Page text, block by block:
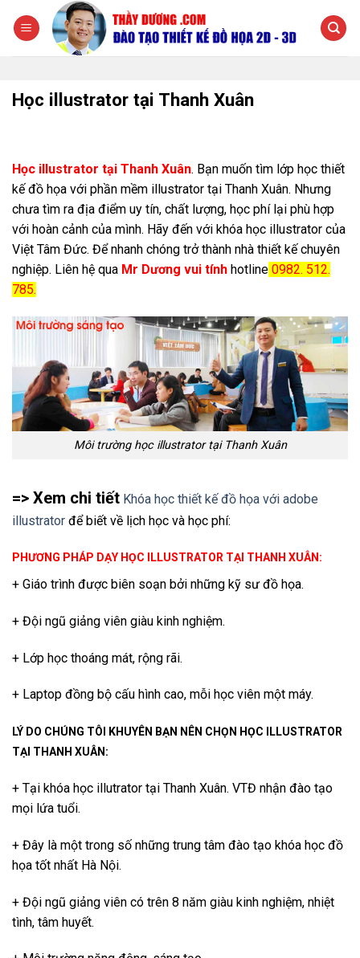
đến
Học illustrator tại Thanh Xuân
Học illustrator tại Thanh Xuân. Bạn muốn tìm lớp học thiết
kế đồ họa với phần mềm illustrator tại Thanh Xuân. Nhưng
chưa tìm ra địa điểm uy tín, chất lượng, học phí lại phù hợp
với hoàn cảnh của mình. Hãy đến với khóa học illustrator của
Việt Tâm Đức. Để nhanh chóng trở thành nhà thiết kế chuyên
nghiệp. Liên hệ qua Mr Dương vui tính hotline 0982. 512.
785.
Môi trường học illustrator tại Thanh Xuân
=> Xem chi tiết Khóa học thiết kế đồ họa với adobe
illustrator để biết về lịch học và học phí:
PHƯƠNG PHÁP DẠY HỌC ILLUSTRATOR TẠI THANH XUÂN:
+ Giáo trình được biên soạn bởi những kỹ sư đồ họa.
+ Đội ngũ giảng viên giàu kinh nghiệm.
+ Lớp học thoáng mát, rộng rãi.
+ Laptop đồng bộ cấu hình cao, mỗi học viên một máy.
LÝ DO CHÚNG TÔI KHUYÊN BẠN NÊN CHỌN HỌC ILLUSTRATOR
TẠI THANH XUÂN:
+ Tại khóa học illutrator tại Thanh Xuân. VTĐ nhận đào tạo
mọi lứa tuổi.
+ Đây là một trong số những trung tâm đào tạo khóa học đồ
họa tốt nhất Hà Nội.
+ Đội ngũ giảng viên có trên 8 năm giàu kinh nghiệm, nhiệt
tình, tâm huyết.